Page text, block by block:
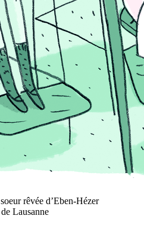
rêvée d’Eben-Hézer
Lausanne